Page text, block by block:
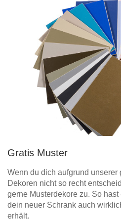
Gratis Muster
Wenn du dich aufgrund unserer
Dekoren nicht so recht
gerne Musterdekore zu. So
dein neuer Schrank auch
erhält.